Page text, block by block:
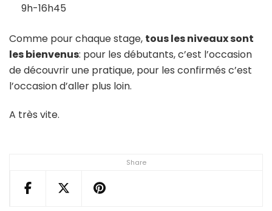
Share
9h-16h45
Comme pour chaque stage, tous les niveaux sont
les bienvenus: pour les débutants, c’est l’occasion
de découvrir une pratique, pour les confirmés c’est
l’occasion d’aller plus loin.
A très vite.